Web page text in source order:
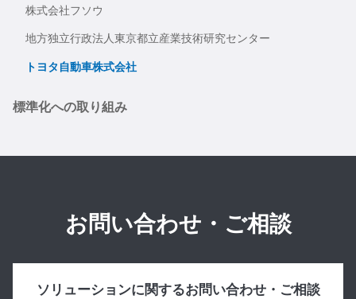
株式会社フソウ
地方独立行政法人東京都立産業技術研究センター
トヨタ自動車株式会社
標準化への取り組み
お問い合わせ・ご相談
ソリューションに関するお問い合わせ・ご相談